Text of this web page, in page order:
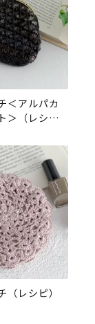
＜アルパカ
＞（レシ
（レシピ）